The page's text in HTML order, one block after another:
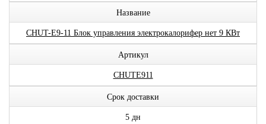
Название
CHUT-E9-11 Блок управления электрокалорифер нет 9 КВт
Артикул
CHUTE911
Срок доставки
5 дн